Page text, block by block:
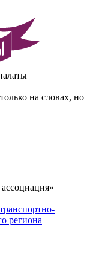
на словах, но
региона